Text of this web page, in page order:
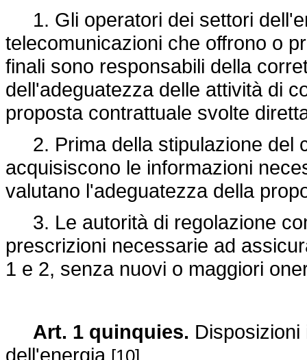
1. Gli operatori dei settori
telecomunicazioni che offrono o
finali sono responsabili della
dell'adeguatezza delle attività di
proposta contrattuale svolte
2. Prima della stipulazione del
acquisiscono le informazioni
valutano l'adeguatezza della
3. Le autorità di regolazione
prescrizioni necessarie ad
1 e 2, senza nuovi o maggiori
Art. 1 quinquies.
dell'energia [10]